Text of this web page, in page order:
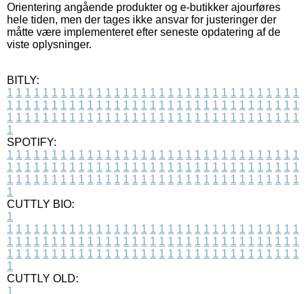
Orientering angående produkter og e-butikker ajourføres
hele tiden, men der tages ikke ansvar for justeringer der
måtte være implementeret efter seneste opdatering af de
viste oplysninger.
BITLY:
1 1 1 1 1 1 1 1 1 1 1 1 1 1 1 1 1 1 1 1 1 1 1 1 1 1 1 1 1 1 1 1 1
1 1 1 1 1 1 1 1 1 1 1 1 1 1 1 1 1 1 1 1 1 1 1 1 1 1 1 1 1 1 1 1 1
1 1 1 1 1 1 1 1 1 1 1 1 1 1 1 1 1 1 1 1 1 1 1 1 1 1 1 1 1 1 1 1 1
1
SPOTIFY:
1 1 1 1 1 1 1 1 1 1 1 1 1 1 1 1 1 1 1 1 1 1 1 1 1 1 1 1 1 1 1 1 1
1 1 1 1 1 1 1 1 1 1 1 1 1 1 1 1 1 1 1 1 1 1 1 1 1 1 1 1 1 1 1 1 1
1 1 1 1 1 1 1 1 1 1 1 1 1 1 1 1 1 1 1 1 1 1 1 1 1 1 1 1 1 1 1 1 1
1
CUTTLY BIO:
1
1 1 1 1 1 1 1 1 1 1 1 1 1 1 1 1 1 1 1 1 1 1 1 1 1 1 1 1 1 1 1 1 1
1 1 1 1 1 1 1 1 1 1 1 1 1 1 1 1 1 1 1 1 1 1 1 1 1 1 1 1 1 1 1 1 1
1 1 1 1 1 1 1 1 1 1 1 1 1 1 1 1 1 1 1 1 1 1 1 1 1 1 1 1 1 1 1 1 1
1
CUTTLY OLD:
1